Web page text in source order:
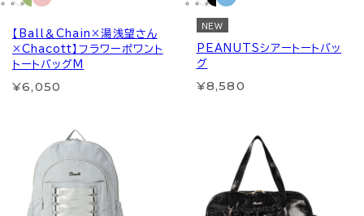
【Ball＆Chain×湯浅望さん
×Chacott】フラワーポワント
トートバッグM
¥6,050
NEW
PEANUTSシアートートバッ
グ
¥8,580